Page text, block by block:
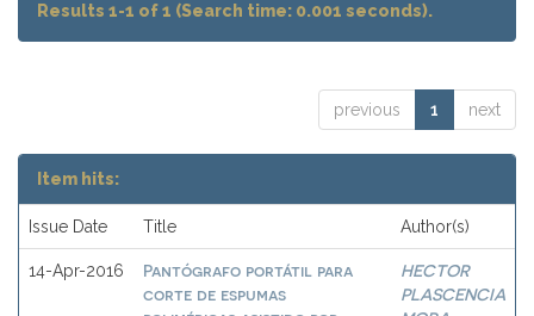
Results 1-1 of 1 (Search time: 0.001 seconds).
previous 1 next
Item hits:
Issue Date Title Author(s)
14-Apr-2016
Pantógrafo portátil para
corte de espumas
HECTOR
PLASCENCIA